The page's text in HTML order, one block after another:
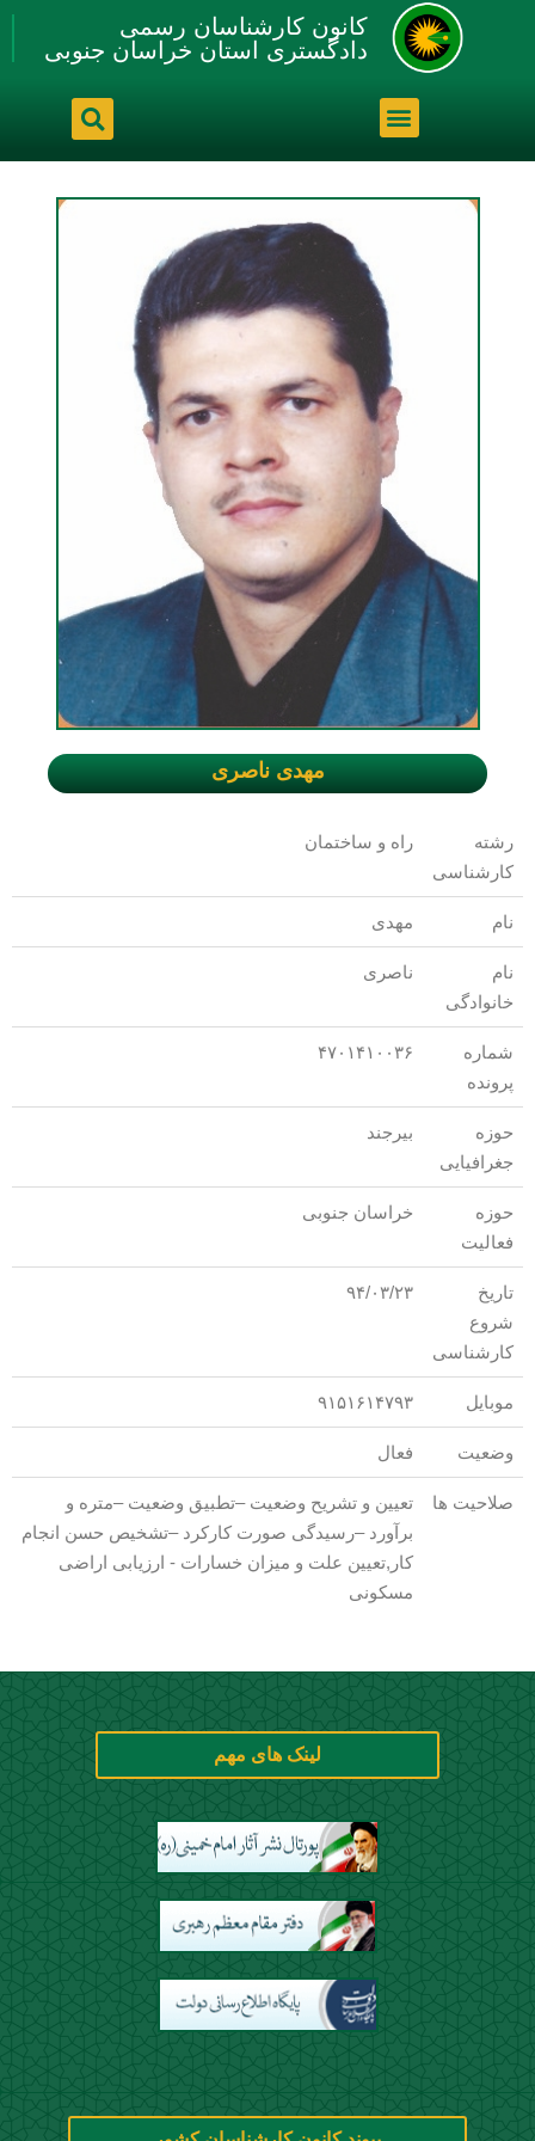
کانون کارشناسان رسمی
دادگستری استان خراسان جنوبی
مهدی ناصری
رشته
کارشناسی
راه و ساختمان
نام مهدی
نام
خانوادگی
ناصری
شماره
پرونده
۴۷۰۱۴۱۰۰۳۶
حوزه
جغرافیایی
بیرجند
حوزه
فعالیت
خراسان جنوبی
تاریخ
شروع
کارشناسی
۹۴/۰۳/۲۳
موبایل ۹۱۵۱۶۱۴۷۹۳
وضعیت فعال
صلاحیت ها
تعیین و تشریح وضعیت –تطبیق وضعیت –متره و
برآورد –رسیدگی صورت کارکرد –تشخیص حسن انجام
کار,تعیین علت و میزان خسارات - ارزیابی اراضی
مسکونی
لینک های مهم